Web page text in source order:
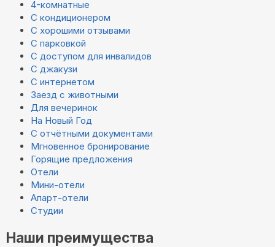
4-комнатные
С кондиционером
С хорошими отзывами
С парковкой
С доступом для инвалидов
С джакузи
С интернетом
Заезд с животными
Для вечеринок
На Новый Год
С отчётными документами
Мгновенное бронирование
Горящие предложения
Отели
Мини-отели
Апарт-отели
Студии
Наши преимущества